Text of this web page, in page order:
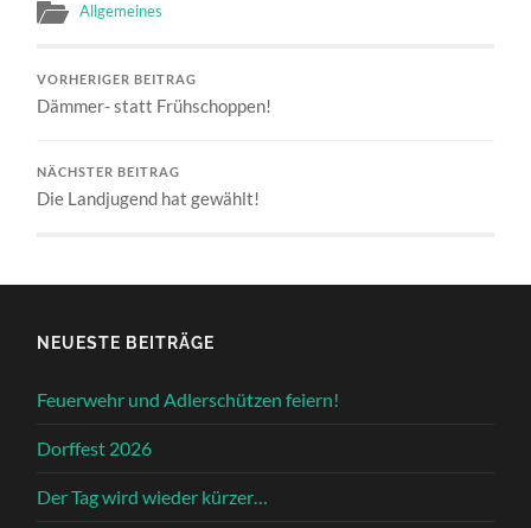
Allgemeines
VORHERIGER BEITRAG
Dämmer- statt Frühschoppen!
NÄCHSTER BEITRAG
Die Landjugend hat gewählt!
NEUESTE BEITRÄGE
Feuerwehr und Adlerschützen feiern!
Dorffest 2026
Der Tag wird wieder kürzer…